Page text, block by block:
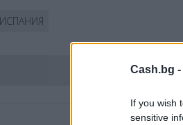
Cash.bg -
If you wish
sensitive
ИСПАНИЯ